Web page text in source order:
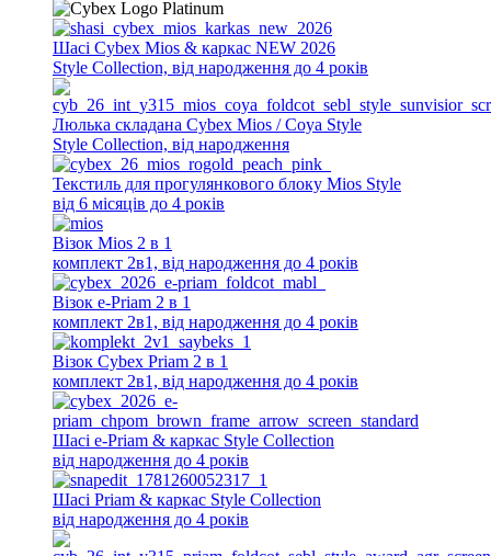
navigation
Шасі Cybex Mios & каркас NEW 2026
Style Collection, від народження до 4 років
Люлька складана Cybex Mios / Coya Style
Style Collection, від народження
Текстиль для прогулянкового блоку Mios Style
від 6 місяців до 4 років
Візок Mios 2 в 1
комплект 2в1, від народження до 4 років
Візок e-Priam 2 в 1
комплект 2в1, від народження до 4 років
Візок Cybex Priam 2 в 1
комплект 2в1, від народження до 4 років
Шасі e-Priam & каркас Style Collection
від народження до 4 років
Шасі Priam & каркас Style Collection
від народження до 4 років